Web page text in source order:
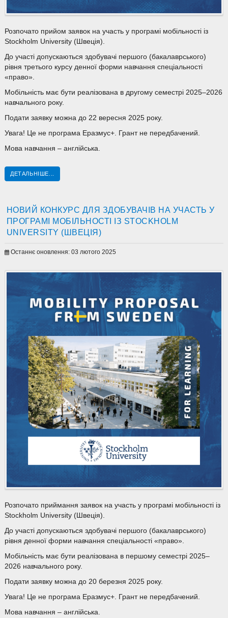
Розпочато прийом заявок на участь у програмі мобільності із
Stockholm University (Швеція).
До участі допускаються здобувачі першого (бакалаврського)
рівня третього курсу денної форми навчання спеціальності
«право».
Мобільність має бути реалізована в другому семестрі 2025–2026
навчального року.
Подати заявку можна до 22 вересня 2025 року.
Увага! Це не програма Еразмус+. Грант не передбачений.
Мова навчання – англійська.
ДЕТАЛЬНІШЕ...
НОВИЙ КОНКУРС ДЛЯ ЗДОБУВАЧІВ НА УЧАСТЬ У
ПРОГРАМІ МОБІЛЬНОСТІ ІЗ STOCKHOLM
UNIVERSITY (ШВЕЦІЯ)
Останнє оновлення: 03 лютого 2025
Розпочато приймання заявок на участь у програмі мобільності із
Stockholm University (Швеція).
До участі допускаються здобувачі першого (бакалаврського)
рівня денної форми навчання спеціальності «право».
Мобільність має бути реалізована в першому семестрі 2025–
2026 навчального року.
Подати заявку можна до 20 березня 2025 року.
Увага! Це не програма Еразмус+. Грант не передбачений.
Мова навчання – англійська.